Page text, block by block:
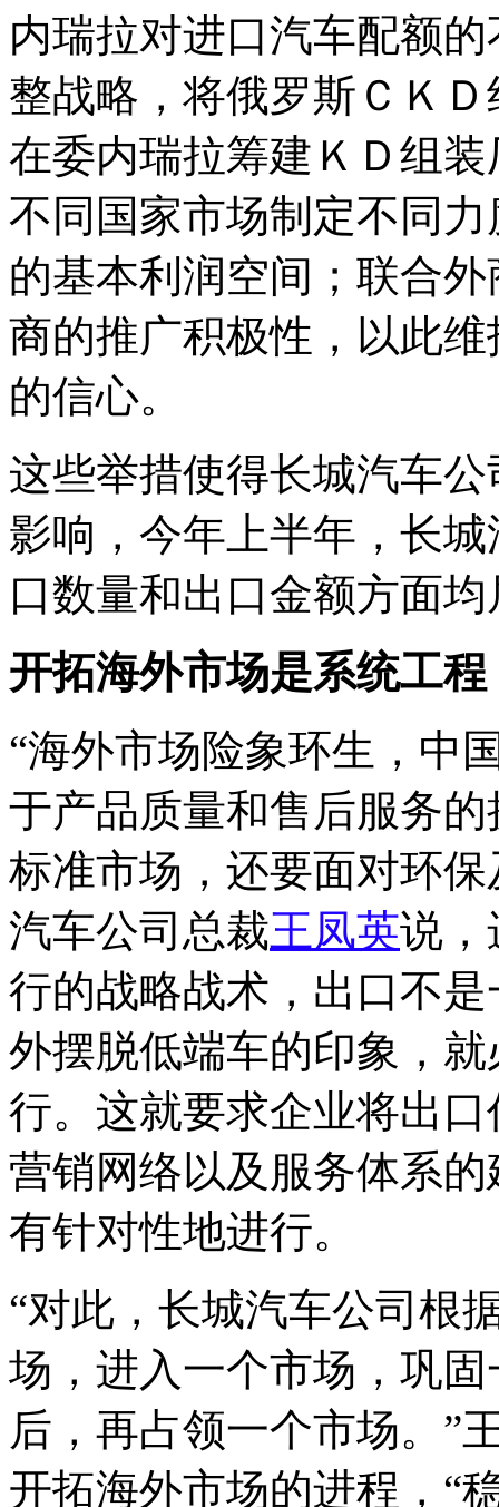
内瑞拉对进口汽车配额
整战略，将俄罗斯ＣＫ
在委内瑞拉筹建ＫＤ组
不同国家市场制定不同
的基本利润空间；联合
商的推广积极性，以此
的信心。
这些举措使得长城汽车
影响，今年上半年，长
口数量和出口金额方面
开拓海外市场是系统工
“海外市场险象环生，中
于产品质量和售后服务
标准市场，还要面对环
汽车公司总裁王凤英说，
行的战略战术，出口不
外摆脱低端车的印象，
行。这就要求企业将出
营销网络以及服务体系
有针对性地进行。
“对此，长城汽车公司根
场，进入一个市场，巩
后，再占领一个市场。”
开拓海外市场的进程，“